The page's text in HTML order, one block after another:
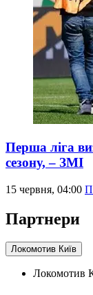
Перша ліга
сезону, – ЗМІ
15 червня, 04:00
Партнери
Локомотив Київ
Локомотив